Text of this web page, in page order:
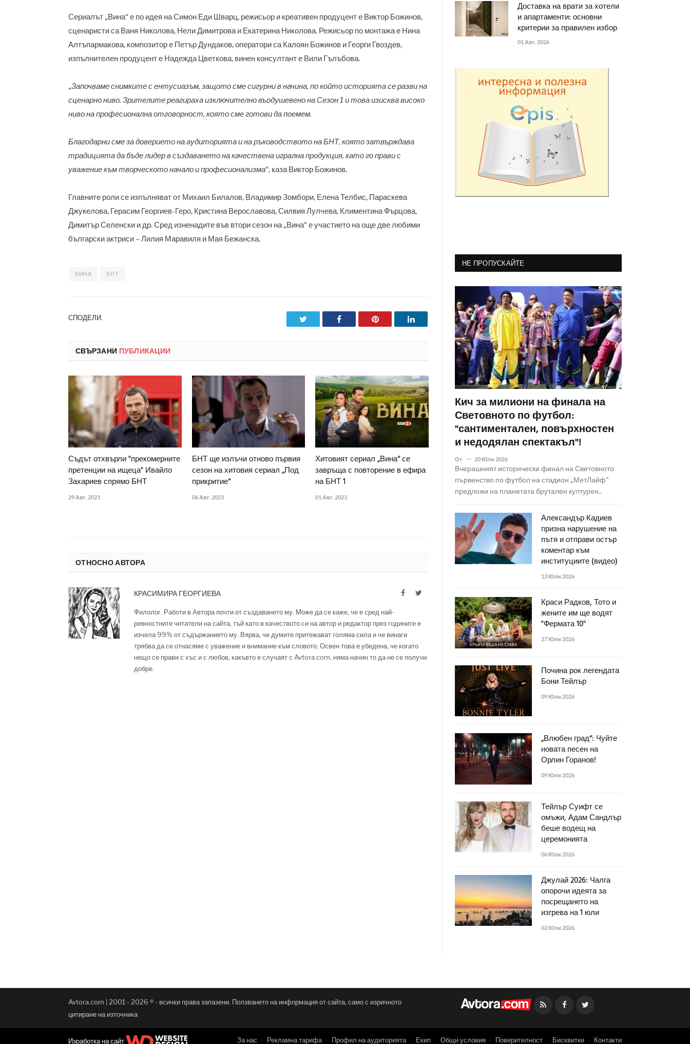
Сериалът „Вина“ е по идея на Симон Еди Шварц, режисьор и креативен продуцент е Виктор Божинов,
сценаристи са Ваня Николова, Нели Димитрова и Екатерина Николова. Режисьор по монтажа е Нина
Алтъпармакова, композитор е Петър Дундаков, оператори са Калоян Божинов и Георги Гвоздев,
изпълнителен продуцент е Надежда Цветкова, винен консултант е Вили Гълъбова.
„Започваме снимките с ентусиазъм, защото сме сигурни в начина, по който историята се разви на
сценарно ниво. Зрителите реагираха изключително въодушевено на Сезон 1 и това изисква високо
ниво на професионална отговорност, която сме готови да поемем.
Благодарни сме за доверието на аудиторията и на ръководството на БНТ, която затвърждава
традицията да бъде лидер в създаването на качествена игрална продукция, като го прави с
уважение към творческото начало и професионализма“, каза Виктор Божинов.
Главните роли се изпълняват от Михаил Билалов, Владимир Зомбори, Елена Телбис, Параскева
Джукелова, Герасим Георгиев-Геро, Кристина Верославова, Силвия Лулчева, Климентина Фърцова,
Димитър Селенски и др. Сред изненадите във втори сезон на „Вина“ е участието на още две любими
български актриси – Лилия Маравиля и Мая Бежанска.
ВИНА БНТ
СПОДЕЛИ. Facebook Pinterest LinkedIn
СВЪРЗАНИ ПУБЛИКАЦИИ
Съдът отхвърли "прекомерните
претенции на ищеца" Ивайло
Захариев спрямо БНТ
29 Авг. 2023
БНТ ще излъчи отново първия
сезон на хитовия сериал „Под
прикритие“
06 Авг. 2023
Хитовият сериал „Вина“ се
завръща с повторение в ефира
на БНТ 1
01 Авг. 2023
ОТНОСНО АВТОРА
КРАСИМИРА ГЕОРГИЕВА FacebookTwitter
Филолог. Работи в Автора почти от създаването му. Може да се каже, че е сред най-
ревностните читатели на сайта, тъй като в качеството си на автор и редактор през годините е
изчела 99% от съдържанието му. Вярва, че думите притежават голяма сила и че винаги
трябва да се отнасяме с уважение и внимание към словото. Освен това е убедена, че когато
нещо се прави с хъс и с любов, какъвто е случаят с Avtora.com, няма начин то да не се получи
добре.
Доставка на врати за хотели
и апартаменти: основни
критерии за правилен избор
01 Авг. 2026
НЕ ПРОПУСКАЙТЕ
Кич за милиони на финала на
Световното по футбол:
"сантиментален, повърхностен
и недодялан спектакъл"!
От 20 Юли 2026
Вчерашният исторически финал на Световното
първенство по футбол на стадион „МетЛайф“
предложи на планетата брутален културен..
Александър Кадиев
призна нарушение на
пътя и отправи остър
коментар към
институциите (видео)
13 Юли 2026
Краси Радков, Тото и
жените им ще водят
"Фермата 10"
27 Юли 2026
Почина рок легендата
Бони Тейлър
09 Юли 2026
„Влюбен град“: Чуйте
новата песен на
Орлин Горанов!
09 Юли 2026
Тейлър Суифт се
омъжи, Адам Сандлър
беше водещ на
церемонията
06 Юли 2026
Джулай 2026: Чалга
опорочи идеята за
посрещането на
изгрева на 1 юли
02 Юли 2026
Avtora.com | 2001 - 2026 ® - всички права запазени. Ползването на информация от сайта, само с изричното
цитиране на източника
Facebook
Изработка на сайт За нас Рекламна тарифа Профил на аудиторията Екип Общи условия Поверителност Бисквитки Контакти